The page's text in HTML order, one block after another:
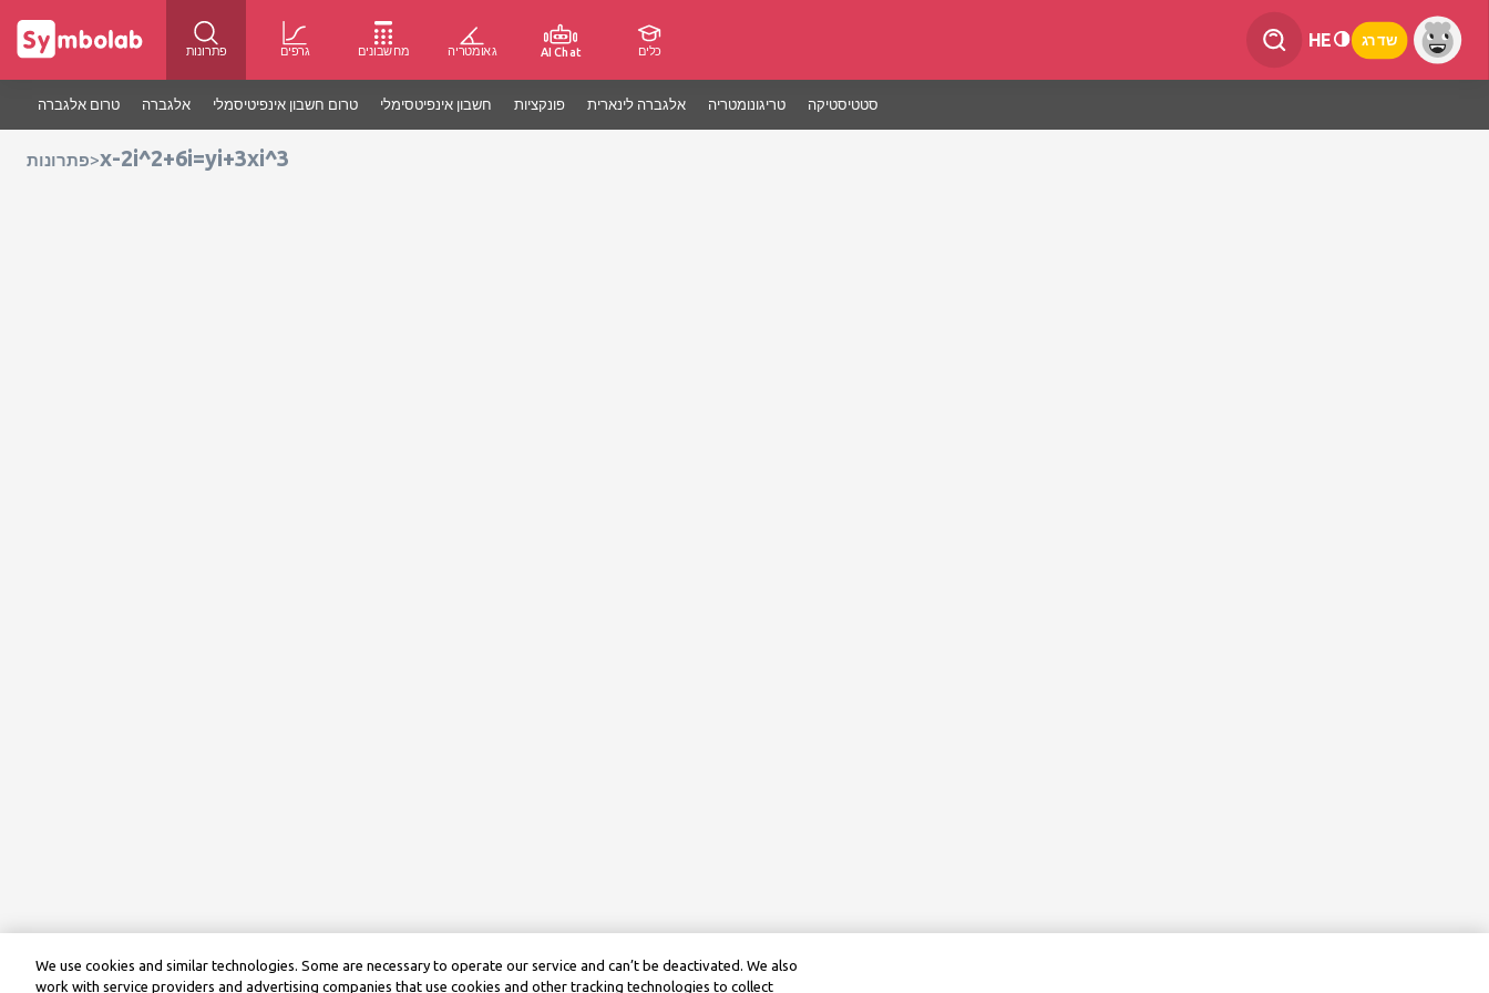
פתרונות גרפים מחשבונים גאומטריה AI Chat כלים
HE שדרג
טרום אלגברה אלגברה טרום חשבון אינפיטיסמלי חשבון אינפיטסימלי פונקציות אלגברה לינארית טריגונומטריה סטטיסטיקה
פתרונות>x-2i^2+6i=yi+3xi^3
We use cookies and similar technologies. Some are necessary to operate our service and can’t be deactivated. We also
work with service providers and advertising companies that use cookies and other tracking technologies to collect